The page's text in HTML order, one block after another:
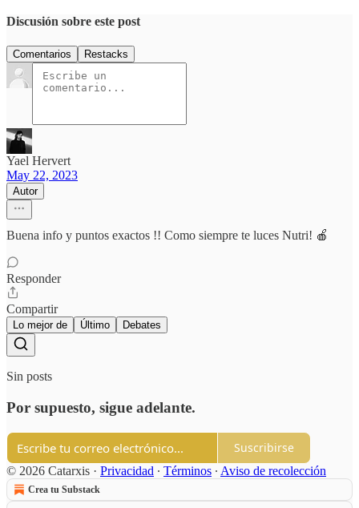
Discusión sobre este post
Comentarios Restacks
Yael Hervert
May 22, 2023
Autor
Buena info y puntos exactos !! Como siempre te luces Nutri! 🍎
Responder
Compartir
Lo mejor de Último Debates
Sin posts
Por supuesto, sigue adelante.
Suscribirse
© 2026 Catarxis · Privacidad ∙ Términos ∙ Aviso de recolección
Crea tu Substack